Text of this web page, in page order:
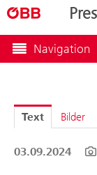
Navigation
Text Bilder
03.09.2024